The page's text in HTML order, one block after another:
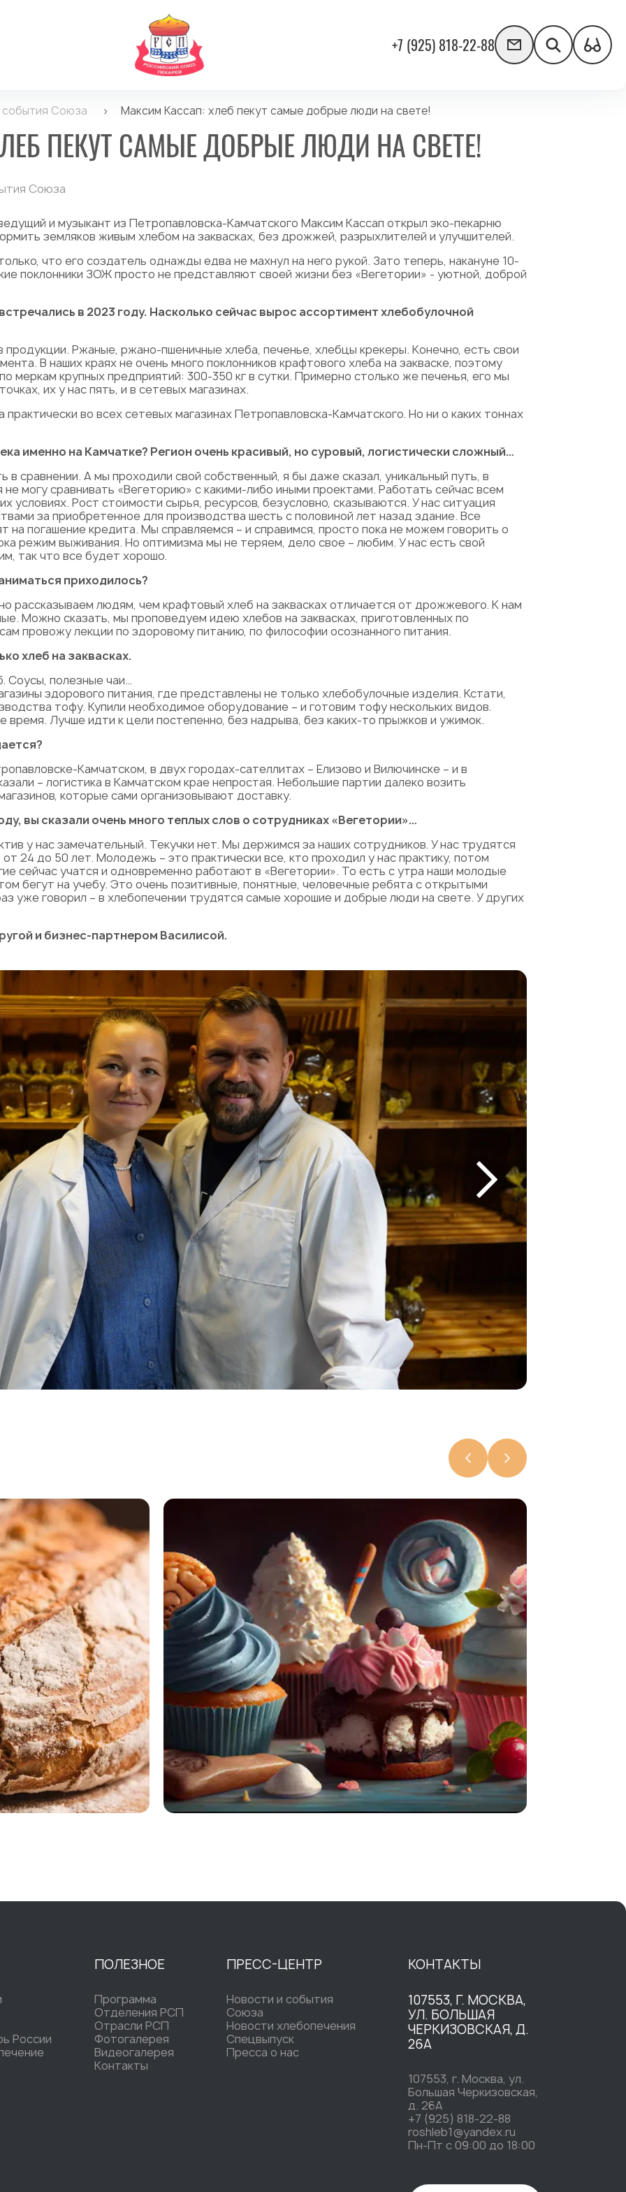
+7 (925) 818-22-88
события Союза > Максим Кассап: хлеб пекут самые добрые люди на свете!
ПЕКУТ САМЫЕ ДОБРЫЕ ЛЮДИ НА СВЕТЕ!
Союза
и музыкант из Петропавловска-Камчатского Максим Кассап открыл эко-пекарню
земляков живым хлебом на заквасках, без дрожжей, разрыхлителей и улучшителей.
что его создатель однажды едва не махнул на него рукой. Зато теперь, накануне 10-
поклонники ЗОЖ просто не представляют своей жизни без «Вегетории» - уютной, доброй
в 2023 году. Насколько сейчас вырос ассортимент хлебобулочной
Ржаные, ржано-пшеничные хлеба, печенье, хлебцы крекеры. Конечно, есть свои
В наших краях не очень много поклонников крафтового хлеба на закваске, поэтому
меркам крупных предприятий: 300-350 кг в сутки. Примерно столько же печенья, его мы
их у нас пять, и в сетевых магазинах.
во всех сетевых магазинах Петропавловска-Камчатского. Но ни о каких тоннах
именно на Камчатке? Регион очень красивый, но суровый, логистически сложный…
сравнении. А мы проходили свой собственный, я бы даже сказал, уникальный путь, в
могу сравнивать «Вегеторию» с какими-либо иными проектами. Работать сейчас всем
условиях. Рост стоимости сырья, ресурсов, безусловно, сказываются. У нас ситуация
за приобретенное для производства шесть с половиной лет назад здание. Все
на погашение кредита. Мы справляемся – и справимся, просто пока не можем говорить о
режим выживания. Но оптимизма мы не теряем, дело свое – любим. У нас есть свой
так что все будет хорошо.
приходилось?
рассказываем людям, чем крафтовый хлеб на заквасках отличается от дрожжевого. К нам
Можно сказать, мы проповедуем идею хлебов на заквасках, приготовленных по
провожу лекции по здоровому питанию, по философии осознанного питания.
хлеб на заквасках.
Соусы, полезные чаи…
здорового питания, где представлены не только хлебобулочные изделия. Кстати,
тофу. Купили необходимое оборудование – и готовим тофу нескольких видов.
время. Лучше идти к цели постепенно, без надрыва, без каких-то прыжков и ужимок.
Камчатском, в двух городах-сателлитах – Елизово и Вилючинске – и в
– логистика в Камчатском крае непростая. Небольшие партии далеко возить
которые сами организовывают доставку.
вы сказали очень много теплых слов о сотрудниках «Вегетории»…
у нас замечательный. Текучки нет. Мы держимся за наших сотрудников. У нас трудятся
24 до 50 лет. Молодежь – это практически все, кто проходил у нас практику, потом
сейчас учатся и одновременно работают в «Вегетории». То есть с утра наши молодые
бегут на учебу. Это очень позитивные, понятные, человечные ребята с открытыми
уже говорил – в хлебопечении трудятся самые хорошие и добрые люди на свете. У других
и бизнес-партнером Василисой.
«Берривуд
Фэмили»
России
ПОЛЕЗНОЕ
Программа
Отделения РСП
Отрасли РСП
Фотогалерея
Видеогалерея
Контакты
ПРЕСС-ЦЕНТР
Новости и события
Союза
Новости хлебопечения
Спецвыпуск
Пресса о нас
КОНТАКТЫ
107553, Г. МОСКВА,
УЛ. БОЛЬШАЯ
ЧЕРКИЗОВСКАЯ, Д.
26А
107553, г. Москва, ул.
Большая Черкизовская,
д. 26А
+7 (925) 818-22-88
roshleb1@yandex.ru
Пн-Пт c 09:00 до 18:00